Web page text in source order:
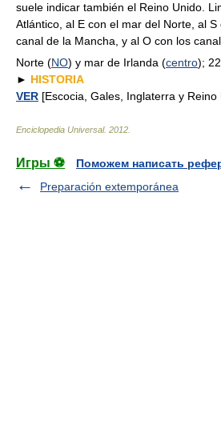
suele indicar también el Reino Unido.
Atlántico, al E con el mar del Norte, al
canal de la Mancha, y al O con los
Norte (NO) y mar de Irlanda (centro);
► HISTORIA
VER [Escocia, Gales, Inglaterra y Reino
Enciclopedia Universal. 2012
Игры ⚽
Поможем написать
Preparación extemporánea